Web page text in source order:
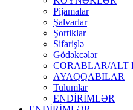
Pijamalar
Şalvarlar
Şortiklar
Sifarişlə
Gödəkcələr
CORABLAR/ALT
AYAQQABILAR
Tulumlar
ENDİRİMLƏR